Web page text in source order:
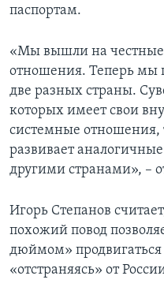
паспортам.
«Мы вышли на
отношения. Теперь мы
две разных страны.
которых имеет свои
системные отношения,
развивает
другими странами», –
Игорь Степанов
похожий повод
дюймом» продвигаться
«отстраняясь» от